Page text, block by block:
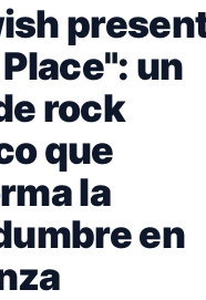
un
rock
que
la
en